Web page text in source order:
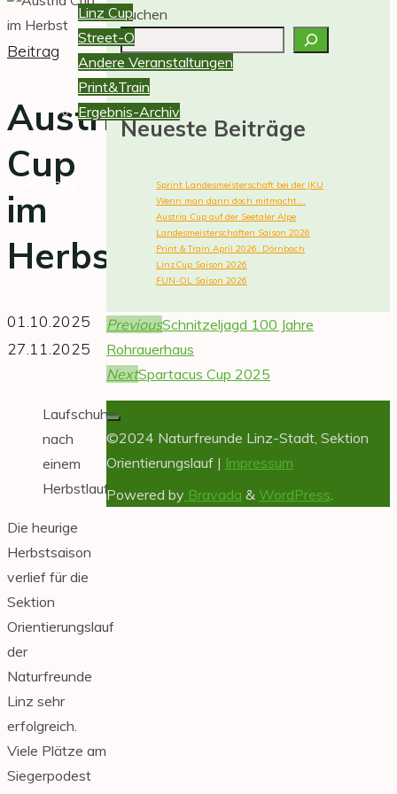
stellt
sich
Ausschreibungen,
Ergebnisse,
Berichte
und
Fotos
von
Veranstaltungen.
Linz Cup
Street-O
Andere Veranstaltungen
Print&Train
Ergebnis-Archiv
Links
Beitrag
Austria
Cup
im
Herbst
01.10.2025
27.11.2025
Laufschuhe
nach
einem
Herbstlauf
Die heurige
Herbstsaison
verlief für die
Sektion
Orientierungslauf
der
Naturfreunde
Linz sehr
erfolgreich.
Viele Plätze am
Siegerpodest
Suchen
Neueste Beiträge
Sprint Landesmeisterschaft bei der JKU
Wenn man dann doch mitmacht….
Austria Cup auf der Seetaler Alpe
Landesmeisterschaften Saison 2026
Print & Train April 2026: Dörnbach
LinzCup Saison 2026
FUN-OL Saison 2026
PreviousSchnitzeljagd 100 Jahre
Rohrauerhaus
NextSpartacus Cup 2025
©2024 Naturfreunde Linz-Stadt, Sektion
Orientierungslauf | Impressum
Powered by Bravada & WordPress